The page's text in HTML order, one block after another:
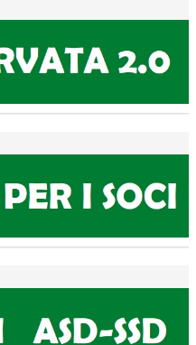
le nostre specificità"